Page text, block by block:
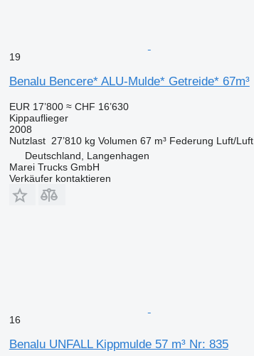
19
Benalu Bencere* ALU-Mulde* Getreide* 67m³
EUR 17’800 ≈ CHF 16’630
Kippauflieger
2008
Nutzlast 27’810 kg Volumen 67 m³ Federung Luft/Luft
Deutschland, Langenhagen
Marei Trucks GmbH
Verkäufer kontaktieren
16
Benalu UNFALL Kippmulde 57 m³ Nr: 835